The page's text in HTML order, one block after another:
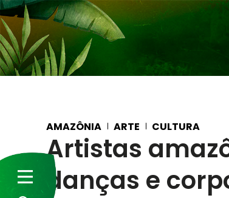
AMAZÔNIA ARTE CULTURA
Artistas
danças e